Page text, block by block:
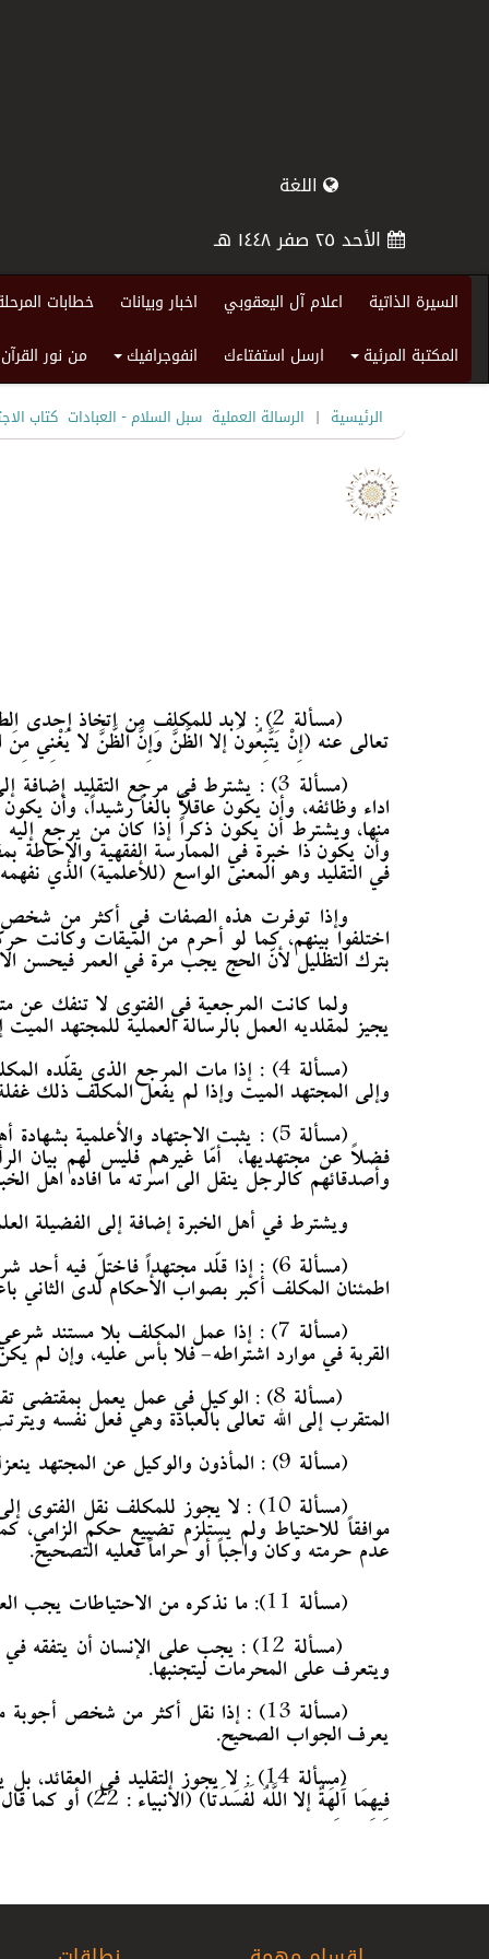
اللغة
الأحد ٢٥ صفر ١٤٤٨ هـ
السيرة الذاتية اعلام آل اليعقوبي اخبار وبيانات خطابات
المكتبة المرئية ارسل استفتاءك انفوجرافيك من نور القرآن
الرئيسية | الرسالة العملية سبل السلام - العبادات كتاب
(مسألة 2) : لابد للمكلف من اتخاذ
تعالى عنه (إِنْ يَتَّبِعُونَ إلا الظَّنَّ وَإِنَّ الظَّنَّ لا يُغْنِي مِنَ
(مسألة 3) : يشترط في مرجع التقليد
اداء وظائفه، وأن يكون عاقلاً بالغاً رشيداً، وأن
منها، ويشترط أن يكون ذكراً إذا كان من يرجع
وأن يكون ذا خبرة في الممارسة الفقهية
في التقليد وهو المعنى الواسع (للأعلمية) الذي
وإذا توفرت هذه الصفات في أكثر من شخص
اختلفوا بينهم، كما لو أحرم من الميقات وكانت
بترك التظليل لأنّ الحج يجب مرة في العمر فيحسن
ولما كانت المرجعية في الفتوى لا تنفك عن
يجيز لمقلديه العمل بالرسالة العملية للمجتهد
(مسألة 4) : إذا مات المرجع الذي
وإلى المجتهد الميت وإذا لم يفعل المكلف ذلك غفلة
(مسألة 5) : يثبت الاجتهاد والأعلمية
فضلاً عن مجتهديها، أمّا غيرهم فليس لهم بيان
وأصدقائهم كالرجل ينقل الى اسرته ما افاده اهل
ويشترط في أهل الخبرة إضافة إلى الفضيلة
(مسألة 6) : إذا قلّد مجتهداً فاختلّ
اطمئنان المكلف أكبر بصواب الأحكام لدى الثاني
(مسألة 7) : إذا عمل المكلف بلا
القربة في موارد اشتراطه- فلا بأس عليه، وإن لم
(مسألة 8) : الوكيل في عمل يعمل
المتقرب إلى الله تعالى بالعبادة وهي فعل نفسه
(مسألة 9) : المأذون والوكيل عن المجتهد ينعزل بموت المجتهد سواء كان وكيلاً عاماً أم خاصاً، كالتوكيل في بعض الاوقاف أو في أموال القاصرين.
(مسألة 10) : لا يجوز للمكلف نقل
موافقاً للاحتياط ولم يستلزم تضييع حكم
عدم حرمته وكان واجباً أو حراماً فعليه التصحيح.
(مسألة 11): ما
نذكره من الاحتياطات يجب
(مسألة 12) : يجب على الإنسان أن
ويتعرف على المحرمات ليتجنبها.
(مسألة 13) : إذا نقل أكثر من شخص
يعرف الجواب الصحيح.
(مسألة 14) : لا يجوز التقليد في
فِيهِمَا آَلِهَةٌ إلا اللَّهُ لَفَسَدَتَا) (الأنبياء : 22) أو كما قال أمير المؤمنين (عليه السلام) لولده الحسن (عليه السلام) (لو كان لربك شريك لأتتكَ رُسُله).